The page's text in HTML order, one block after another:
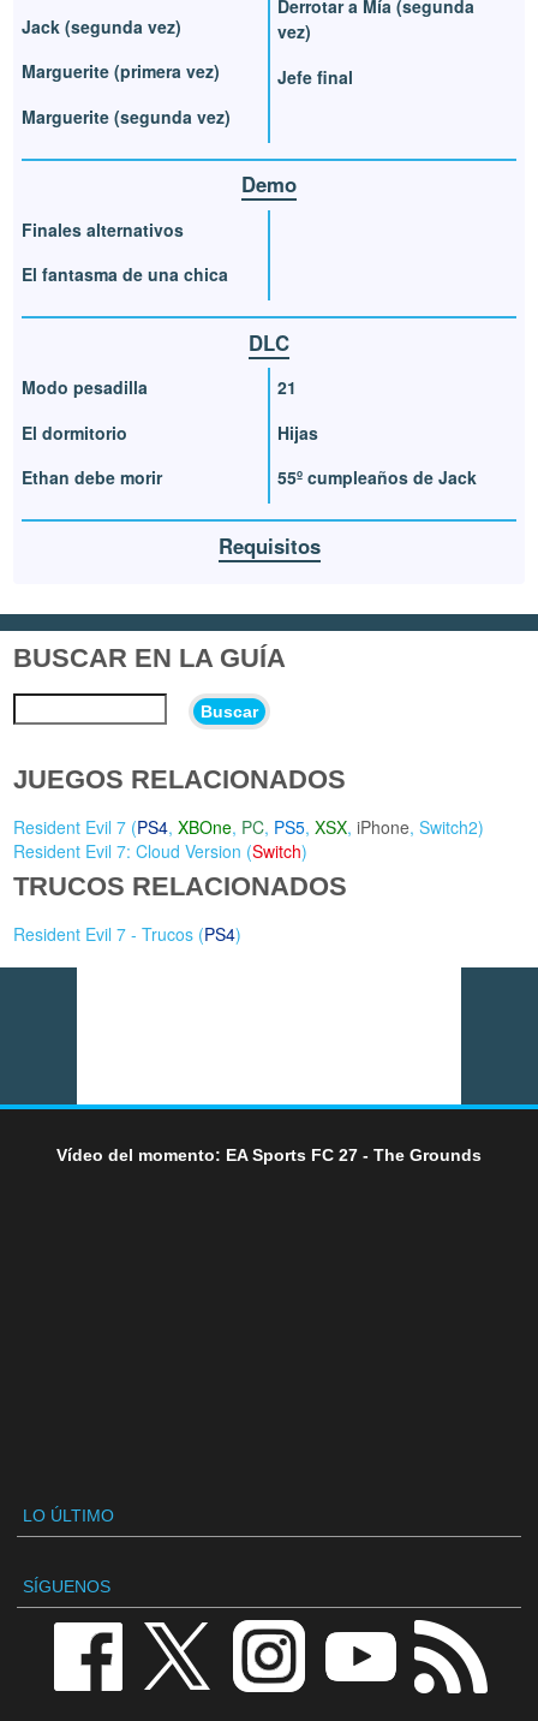
Jack (segunda vez)
Marguerite (primera vez)
Marguerite (segunda vez)
Derrotar a Mía (segunda
vez)
Jefe final
Demo
Finales alternativos
El fantasma de una chica
DLC
Modo pesadilla
El dormitorio
Ethan debe morir
21
Hijas
55º cumpleaños de Jack
Requisitos
BUSCAR EN LA GUÍA
Buscar
JUEGOS RELACIONADOS
Resident Evil 7 (PS4,XBOne, PC, PS5,XSX,iPhone,Switch2)
Resident Evil 7: Cloud Version (Switch)
TRUCOS RELACIONADOS
Resident Evil 7 - Trucos (PS4)
Vídeo del momento: EA Sports FC 27 - The Grounds
LO ÚLTIMO
SÍGUENOS